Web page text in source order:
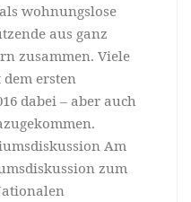
wohnungslose
aus ganz
zusammen. Viele
ersten
dabei – aber auch
Am
zum